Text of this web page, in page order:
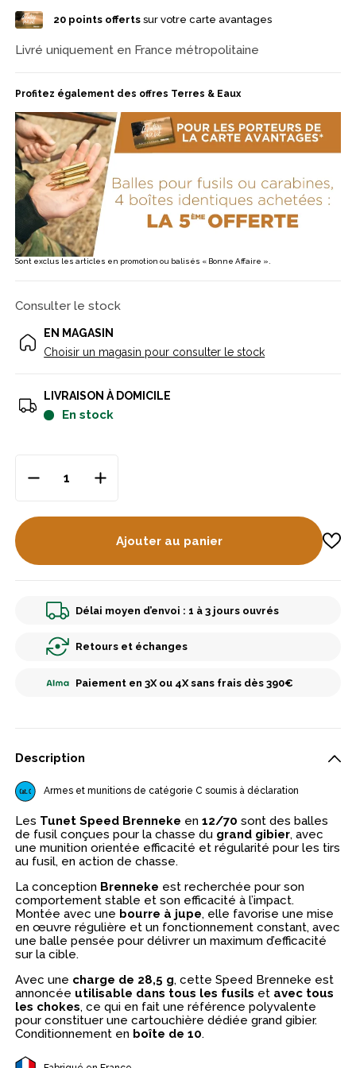
20points offertssur votre carte avantages
Livré uniquement en France métropolitaine
Profitez également des offres Terres & Eaux
Sont exclus les articles en promotion ou balisés « Bonne Affaire ».
Consulter le stock
EN MAGASIN
Choisir un magasin pour consulter le stock
LIVRAISON À DOMICILE
en stock
Ajouter au panier
Délai moyen d’envoi : 1 à 3 jours ouvrés
Retours et échanges
Paiement en 3X ou 4X sans frais dès 390€
Description
Armes et munitions de catégorie C soumis à déclaration
Les Tunet Speed Brenneke en12/70 sont des balles
de fusil conçues pour la chasse du grand gibier, avec
une munition orientée efficacité et régularité pour les tirs
au fusil, en action de chasse.
La conception Brenneke est recherchée pour son
comportement stable et son efficacité à l’impact.
Montée avec une bourre à jupe, elle favorise une mise
en œuvre régulière et un fonctionnement constant, avec
une balle pensée pour délivrer un maximum d’efficacité
sur la cible.
Avec une charge de 28,5 g, cette Speed Brenneke est
annoncée utilisable dans tous les fusils et avec tous
les chokes, ce qui en fait une référence polyvalente
pour constituer une cartouchière dédiée grand gibier.
Conditionnement en boîte de 10.